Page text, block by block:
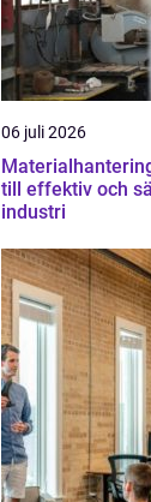
06 juli 2026
till effektiv och
industri